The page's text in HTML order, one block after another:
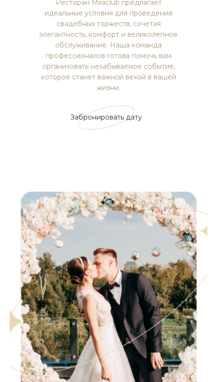
Ресторан Miraclub предлагает
идеальные условия для проведения
свадебных торжеств, сочетая
элегантность, комфорт и великолепное
обслуживание. Наша команда
профессионалов готова помочь вам
организовать незабываемое событие,
которое станет важной вехой в вашей
жизни.
Забронировать дату